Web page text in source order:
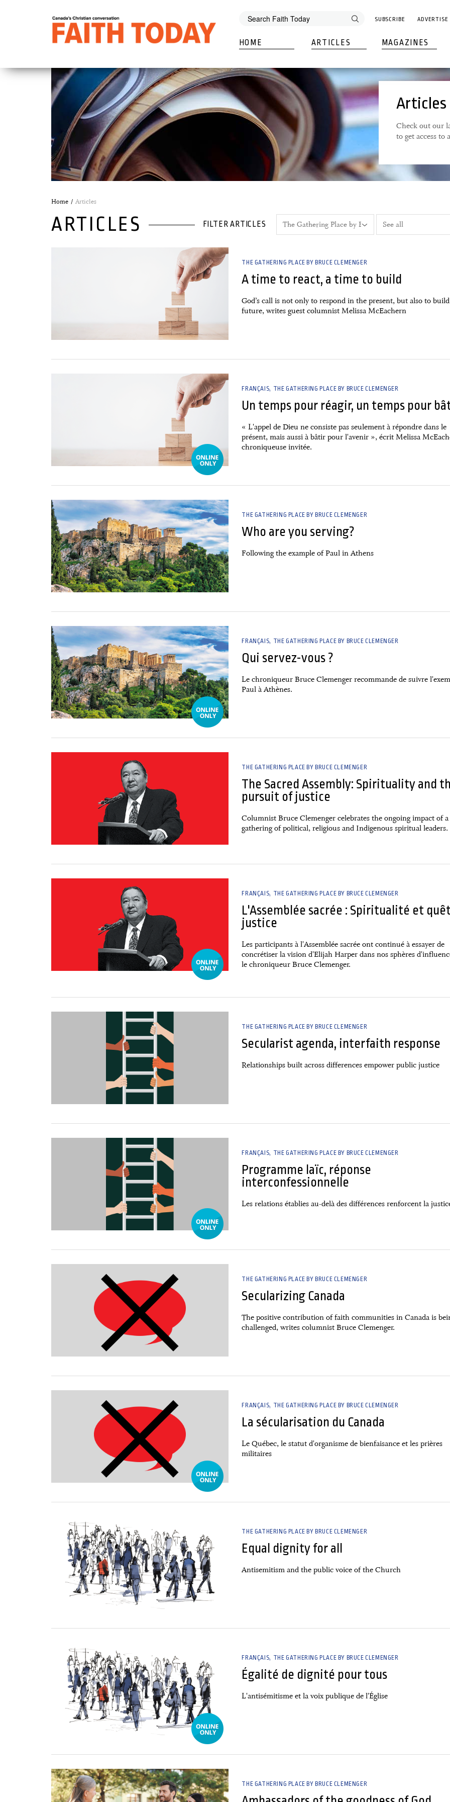
SUBSCRIBE ADVERTISE
HOME ARTICLES MAGAZINES
Articles
Check out our
to get access
Home Articles
ARTICLES FILTER ARTICLES
THE GATHERING PLACE BY BRUCE CLEMENGER
A time to react, a time to build
God’s call is not only to respond in the present, but also to
future, writes guest columnist Melissa McEachern
FRANÇAIS THE GATHERING PLACE BY BRUCE CLEMENGER
Un temps pour réagir, un temps pour
« L'appel de Dieu ne consiste pas seulement à répondre dans le
présent, mais aussi à bâtir pour l'avenir », écrit Melissa
chroniqueuse invitée.
THE GATHERING PLACE BY BRUCE CLEMENGER
Who are you serving?
Following the example of Paul in Athens
FRANÇAIS THE GATHERING PLACE BY BRUCE CLEMENGER
Qui servez-vous ?
Le chroniqueur Bruce Clemenger recommande de suivre
Paul à Athènes.
THE GATHERING PLACE BY BRUCE CLEMENGER
The Sacred Assembly: Spirituality and
pursuit of justice
Columnist Bruce Clemenger celebrates the ongoing impact of
gathering of political, religious and Indigenous spiritual leaders.
FRANÇAIS THE GATHERING PLACE BY BRUCE CLEMENGER
L'Assemblée sacrée : Spiritualité et
justice
Les participants à l'Assemblée sacrée ont continué à essayer de
concrétiser la vision d'Elijah Harper dans nos sphères
le chroniqueur Bruce Clemenger.
THE GATHERING PLACE BY BRUCE CLEMENGER
Secularist agenda, interfaith response
Relationships built across differences empower public justice
FRANÇAIS THE GATHERING PLACE BY BRUCE CLEMENGER
Programme laïc, réponse
interconfessionnelle
Les relations établies au-delà des différences renforcent la
THE GATHERING PLACE BY BRUCE CLEMENGER
Secularizing Canada
The positive contribution of faith communities in Canada is
challenged, writes columnist Bruce Clemenger.
FRANÇAIS THE GATHERING PLACE BY BRUCE CLEMENGER
La sécularisation du Canada
Le Québec, le statut d'organisme de bienfaisance et les prières
militaires
THE GATHERING PLACE BY BRUCE CLEMENGER
Equal dignity for all
Antisemitism and the public voice of the Church
FRANÇAIS THE GATHERING PLACE BY BRUCE CLEMENGER
Égalité de dignité pour tous
L'antisémitisme et la voix publique de l'Église
THE GATHERING PLACE BY BRUCE CLEMENGER